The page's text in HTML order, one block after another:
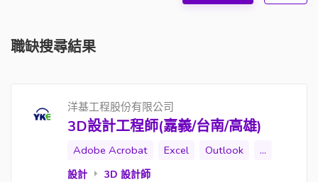
職缺搜尋結果
洋基工程股份有限公司
3D設計工程師(嘉義/台南/高雄)
Adobe Acrobat Excel Outlook ...
設計 3D 設計師